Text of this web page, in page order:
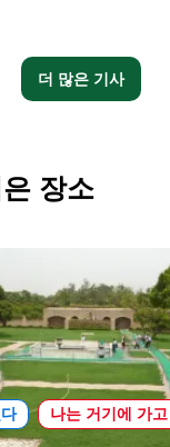
더 많은 기사
장소
나는 거기에 가